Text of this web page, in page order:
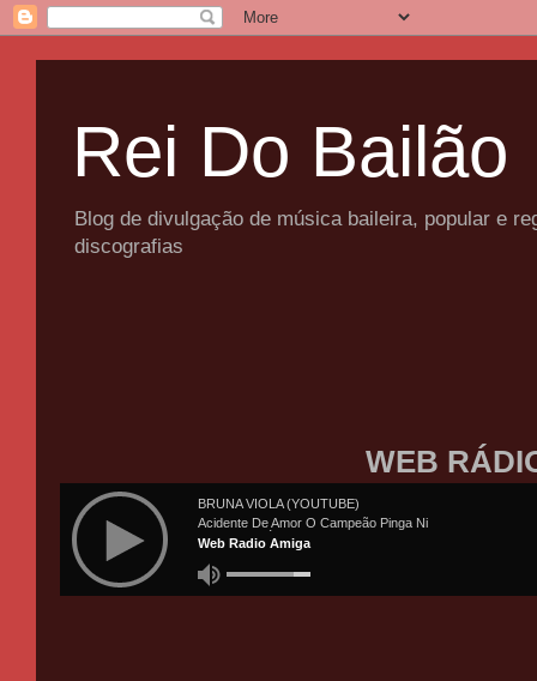
Rei Do Bailão
Blog de divulgação de música baileira, popular e
discografias
WEB